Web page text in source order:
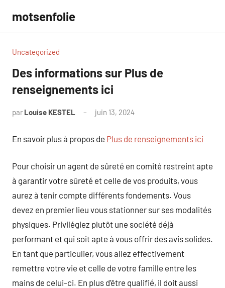
contenu
motsenfolie
Uncategorized
Des informations sur Plus de
renseignements ici
par Louise KESTEL juin 13, 2024
En savoir plus à propos de Plus de renseignements ici
Pour choisir un agent de sûreté en comité restreint apte
à garantir votre sûreté et celle de vos produits, vous
aurez à tenir compte différents fondements. Vous
devez en premier lieu vous stationner sur ses modalités
physiques. Privilégiez plutôt une société déjà
performant et qui soit apte à vous offrir des avis solides.
En tant que particulier, vous allez effectivement
remettre votre vie et celle de votre famille entre les
mains de celui-ci. En plus d’être qualifié, il doit aussi